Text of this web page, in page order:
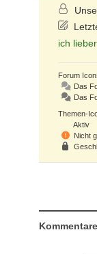
ich
Forum
Das
Das
Themen-
Aktiv
Nicht
Kommentare